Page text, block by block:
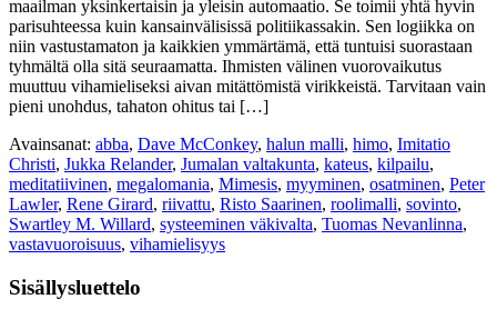
maailman yksinkertaisin ja yleisin automaatio. Se toimii yhtä hyvin
parisuhteessa kuin kansainvälisissä politiikassakin. Sen logiikka on
niin vastustamaton ja kaikkien ymmärtämä, että tuntuisi suorastaan
tyhmältä olla sitä seuraamatta. Ihmisten välinen vuorovaikutus
muuttuu vihamieliseksi aivan mitättömistä virikkeistä. Tarvitaan vain
pieni unohdus, tahaton ohitus tai […]
Avainsanat: abba, Dave McConkey, halun malli, himo, Imitatio
Christi, Jukka Relander, Jumalan valtakunta, kateus, kilpailu,
meditatiivinen, megalomania, Mimesis, myyminen, osatminen, Peter
Lawler, Rene Girard, riivattu, Risto Saarinen, roolimalli, sovinto,
Swartley M. Willard, systeeminen väkivalta, Tuomas Nevanlinna,
vastavuoroisuus, vihamielisyys
Sisällysluettelo